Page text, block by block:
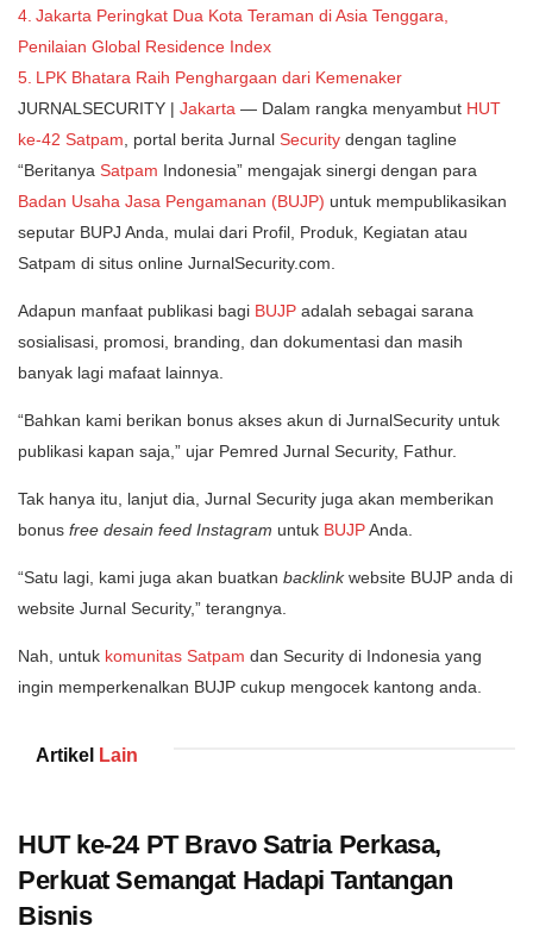
Jakarta Peringkat Dua Kota Teraman di Asia Tenggara,
Penilaian Global Residence Index
LPK Bhatara Raih Penghargaan dari Kemenaker
JURNALSECURITY | Jakarta — Dalam rangka menyambut HUT
ke-42 Satpam, portal berita Jurnal Security dengan tagline
“Beritanya Satpam Indonesia” mengajak sinergi dengan para
Badan Usaha Jasa Pengamanan (BUJP) untuk mempublikasikan
seputar BUPJ Anda, mulai dari Profil, Produk, Kegiatan atau
Satpam di situs online JurnalSecurity.com.
Adapun manfaat publikasi bagi BUJP adalah sebagai sarana
sosialisasi, promosi, branding, dan dokumentasi dan masih
banyak lagi mafaat lainnya.
“Bahkan kami berikan bonus akses akun di JurnalSecurity untuk
publikasi kapan saja,” ujar Pemred Jurnal Security, Fathur.
Tak hanya itu, lanjut dia, Jurnal Security juga akan memberikan
bonus free desain feed Instagram untuk BUJPAnda.
“Satu lagi, kami juga akan buatkan backlinkwebsite BUJP anda di
website Jurnal Security,” terangnya.
Nah, untuk komunitas Satpam dan Security di Indonesia yang
ingin memperkenalkan BUJP cukup mengocek kantong anda.
Artikel Lain
HUT ke-24 PT Bravo Satria Perkasa,
Perkuat Semangat Hadapi Tantangan
Bisnis